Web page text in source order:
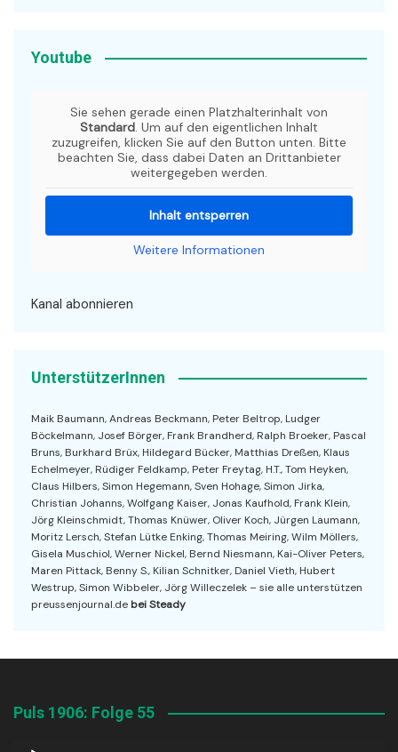
Youtube
Sie sehen gerade einen Platzhalterinhalt von
Standard. Um auf den eigentlichen Inhalt
zuzugreifen, klicken Sie auf den Button unten. Bitte
beachten Sie, dass dabei Daten an Drittanbieter
weitergegeben werden.
Inhalt entsperren
Weitere Informationen
Kanal abonnieren
UnterstützerInnen
Maik Baumann, Andreas Beckmann, Peter Beltrop, Ludger
Böckelmann, Josef Börger, Frank Brandherd, Ralph Broeker, Pascal
Bruns, Burkhard Brüx, Hildegard Bücker, Matthias Dreßen, Klaus
Echelmeyer, Rüdiger Feldkamp, Peter Freytag, H.T., Tom Heyken,
Claus Hilbers, Simon Hegemann, Sven Hohage, Simon Jirka,
Christian Johanns, Wolfgang Kaiser, Jonas Kaufhold, Frank Klein,
Jörg Kleinschmidt, Thomas Knüwer, Oliver Koch, Jürgen Laumann,
Moritz Lersch, Stefan Lütke Enking, Thomas Meiring, Wilm Möllers,
Gisela Muschiol, Werner Nickel, Bernd Niesmann, Kai-Oliver Peters,
Maren Pittack, Benny S., Kilian Schnitker, Daniel Vieth, Hubert
Westrup, Simon Wibbeler, Jörg Willeczelek – sie alle unterstützen
preussenjournal.de bei Steady
Puls 1906: Folge 55